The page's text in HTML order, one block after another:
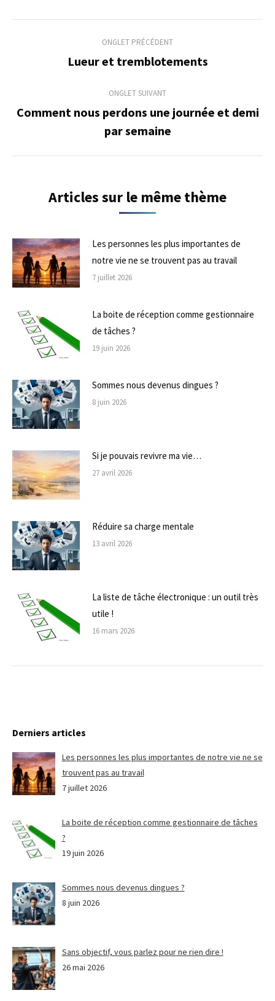
commentaire
ONGLET PRÉCÉDENT
Onglet
Lueur et tremblotements
ONGLET SUIVANT
Onglet
suivant
Comment nous perdons une journée et demi
par semaine
Articles sur le même thème
Les personnes les plus importantes de
notre vie ne se trouvent pas au travail
7 juillet 2026
La boite de réception comme gestionnaire
de tâches ?
19 juin 2026
Sommes nous devenus dingues ?
8 juin 2026
Si je pouvais revivre ma vie…
27 avril 2026
Réduire sa charge mentale
13 avril 2026
La liste de tâche électronique : un outil très
utile !
16 mars 2026
Derniers articles
Les personnes les plus importantes de notre vie ne se
trouvent pas au travail
7 juillet 2026
La boite de réception comme gestionnaire de tâches
?
19 juin 2026
Sommes nous devenus dingues ?
8 juin 2026
Sans objectif, vous parlez pour ne rien dire !
26 mai 2026